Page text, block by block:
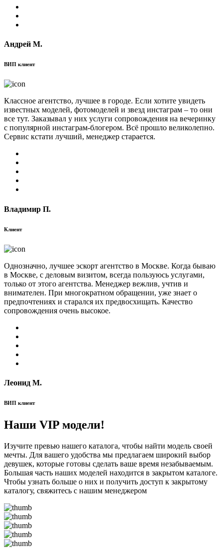
Андрей М.
ВИП клиент
Классное агентство, лучшее в городе. Если хотите увидеть
известных моделей, фотомоделей и звезд инстаграм – то они
все тут. Заказывал у них услуги сопровождения на вечеринку
с популярной инстаграм-блогером. Всё прошло великолепно.
Сервис кстати лучший, менеджер старается.
Владимир П.
Клиент
Однозначно, лучшее эскорт агентство в Москве. Когда бываю
в Москве, с деловым визитом, всегда пользуюсь услугами,
только от этого агентства. Менеджер вежлив, учтив и
внимателен. При многократном обращении, уже знает о
предпочтениях и старался их предвосхищать. Качество
сопровождения очень высокое.
Леонид М.
ВИП клиент
Наши VIP модели!
Изучите превью нашего каталога, чтобы найти модель своей
мечты. Для вашего удобства мы предлагаем широкий выбор
девушек, которые готовы сделать ваше время незабываемым.
Большая часть наших моделей находится в закрытом каталоге.
Чтобы узнать больше о них и получить доступ к закрытому
каталогу, свяжитесь с нашим менеджером